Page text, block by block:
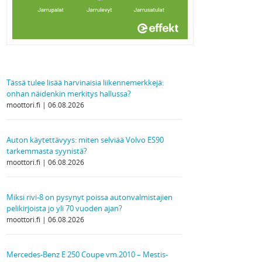
Tässä tulee lisää harvinaisia liikennemerkkejä:
onhan näidenkin merkitys hallussa?
moottori.fi 06.08.2026
Auton käytettävyys: miten selviää Volvo ES90
tarkemmasta syynistä?
moottori.fi 06.08.2026
Miksi rivi-8 on pysynyt poissa autonvalmistajien
pelikirjoista jo yli 70 vuoden ajan?
moottori.fi 06.08.2026
Mercedes-Benz E 250 Coupe vm.2010 – Mestis-